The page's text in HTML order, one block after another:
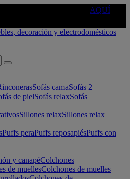
AQUÍ
Sofás camaSofás 2
de pielSofás relaxSofás
Sillones relaxSillones relax
Puffs peraPuffs reposapiésPuffs con
y canapéColchones
de muellesColchones de muelles